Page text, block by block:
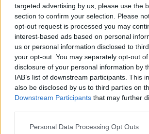
targeted advertising by us, please use the
section to confirm your selection. Please
opt-out request is processed you may
interest-based ads based on personal
us or personal information disclosed to
your opt-out. You may separately opt-out
disclosure of your personal information by
IAB’s list of downstream participants. This
also be disclosed by us to third parties on
Downstream Participants that may further
Personal Data Processing Opt Outs